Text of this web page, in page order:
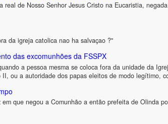
de Nosso Senhor Jesus Cristo na Eucaristia,
da igreja catolica nao ha salvaçao ?"
das excomunhões da FSSPX
a pessoa mesma se coloca fora da unidade da
ou a autoridade dos papas eleitos de modo legítimo,
que negou a Comunhão a então prefeita de Olinda